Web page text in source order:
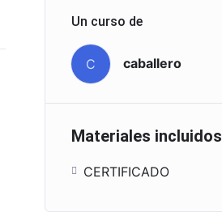
Un curso de
C caballero
Materiales incluidos
CERTIFICADO